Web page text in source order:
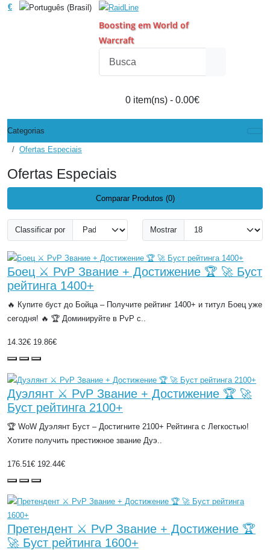
€
Boosting em World of
Warcraft
0 item(ns) - 0.00€
Categorias
Ofertas Especiais
Ofertas Especiais
Comparar Produtos (0)
Classificar por Mostrar
Боец ⚔️ PvP Звание + Достижение 🏆 🚀 Буст
рейтинга 1400+
🔥 Купите буст до Бойца – Получите рейтинг 1400+ и титул Боец уже
сегодня! 🔥 🏆 Доминируйте в PvP с..
14.32€ 19.86€
Дуэлянт ⚔️ PvP Звание + Достижение 🏆 🚀
Буст рейтинга 2100+
🏆 WoW Дуэлянт Буст – Достигните 2100+ Рейтинга с Легкостью!
Хотите получить престижное звание Дуэ..
176.51€ 192.44€
Претендент ⚔️ PvP Звание + Достижение 🏆
🚀 Буст рейтинга 1600+